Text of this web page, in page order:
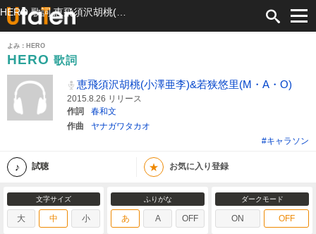
よみ：HERO
HERO 歌詞
恵飛須沢胡桃(小澤亜李)&若狭悠里(M・A・O)
2015.8.26 リリース
作詞
春和文
作曲
ヤナガワタカオ
#キャラソン
試聴 ★ お気に入り登録
文字サイズ
大 中 小
ふりがな
あ A OFF
ダークモード
ON OFF